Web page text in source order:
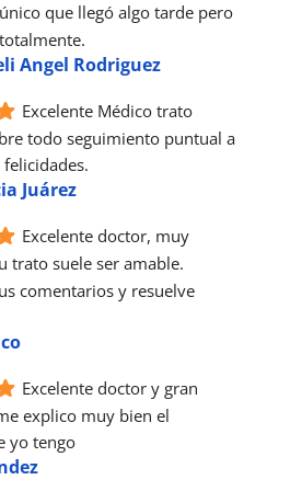
que llegó algo tarde pero
Angel Rodriguez
Excelente Médico trato
todo seguimiento puntual a
Juárez
Excelente doctor, muy
trato suele ser amable.
comentarios y resuelve
Excelente doctor y gran
explico muy bien el
yo tengo